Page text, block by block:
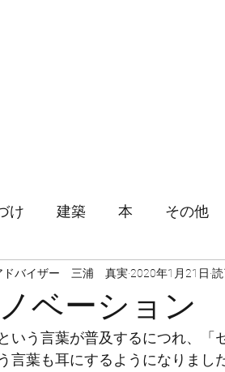
け 建築 本 その他
ベーション
ドバイザー 三浦 真実2020年1月21日
いう言葉が普及するにつれ、「
言葉も耳にするようになりまし